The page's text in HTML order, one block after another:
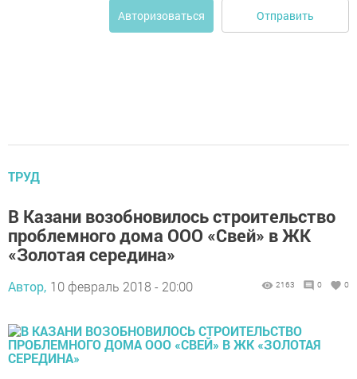
Авторизоваться Отправить
ТРУД
В Казани возобновилось строительство
проблемного дома ООО «Свей» в ЖК
«Золотая середина»
Автор, 10 февраль 2018 - 20:00 2163 0 0